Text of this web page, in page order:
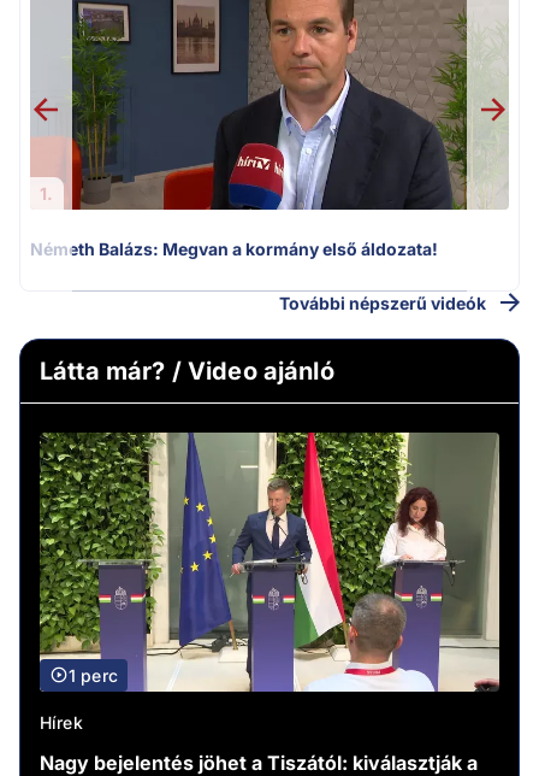
1.
Németh Balázs: Megvan a kormány első áldozata!
További népszerű videók
Látta már? / Video ajánló
1 perc
Hírek
Nagy bejelentés jöhet a Tiszától: kiválasztják a